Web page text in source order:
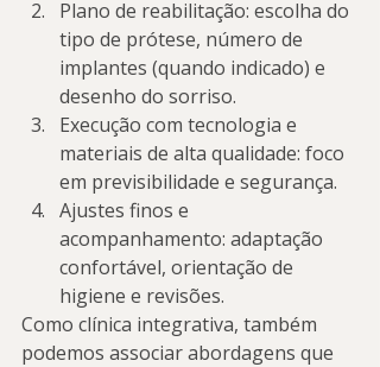
Plano de reabilitação: escolha do
tipo de prótese, número de
implantes (quando indicado) e
desenho do sorriso.
Execução com tecnologia e
materiais de alta qualidade: foco
em previsibilidade e segurança.
Ajustes finos e
acompanhamento: adaptação
confortável, orientação de
higiene e revisões.
Como clínica integrativa, também
podemos associar abordagens que